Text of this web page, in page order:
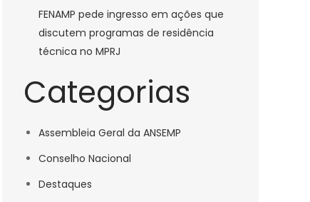
FENAMP pede ingresso em ações que
discutem programas de residência
técnica no MPRJ
Categorias
Assembleia Geral da ANSEMP
Conselho Nacional
Destaques